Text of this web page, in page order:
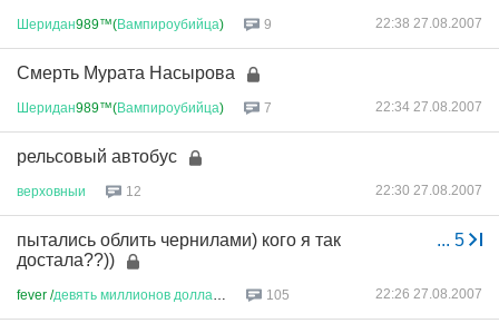
Шеридан989™(Вампироубийца) 9 22:38 27.08.2007
Смерть Мурата Насырова
Шеридан989™(Вампироубийца) 7 22:34 27.08.2007
рельсовый автобус
верховныи 12 22:30 27.08.2007
... 5
пытались облить чернилами) кого я так
достала??))
fever /девять миллионов доллар 105 22:26 27.08.2007